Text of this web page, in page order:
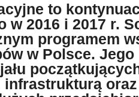
to
w 2016 i 2017 r.
programem
w Polsce. Jego
oraz